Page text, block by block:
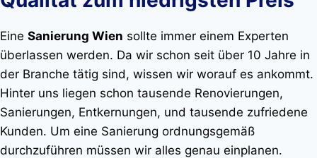
Eine Sanierung Wien sollte immer einem Experten
überlassen werden. Da wir schon seit über 10 Jahre in
der Branche tätig sind, wissen wir worauf es ankommt.
Hinter uns liegen schon tausende Renovierungen,
Sanierungen, Entkernungen, und tausende zufriedene
Kunden. Um eine Sanierung ordnungsgemäß
durchzuführen müssen wir alles genau einplanen.